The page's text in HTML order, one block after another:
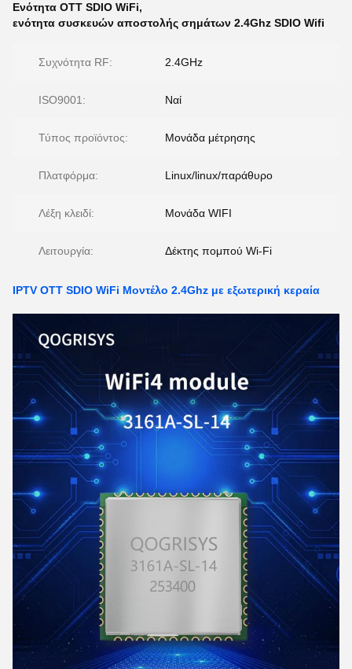
Ενότητα OTT SDIO WiFi,
ενότητα συσκευών αποστολής σημάτων 2.4Ghz SDIO Wifi
Συχνότητα RF: 2.4GHz
ISO9001: Ναί
Τύπος προϊόντος: Μονάδα μέτρησης
Πλατφόρμα: Linux/linux/παράθυρο
Λέξη κλειδί: Μονάδα WIFI
Λειτουργία: Δέκτης πομπού Wi-Fi
IPTV OTT SDIO WiFi Μοντέλο 2.4Ghz με εξωτερική κεραία